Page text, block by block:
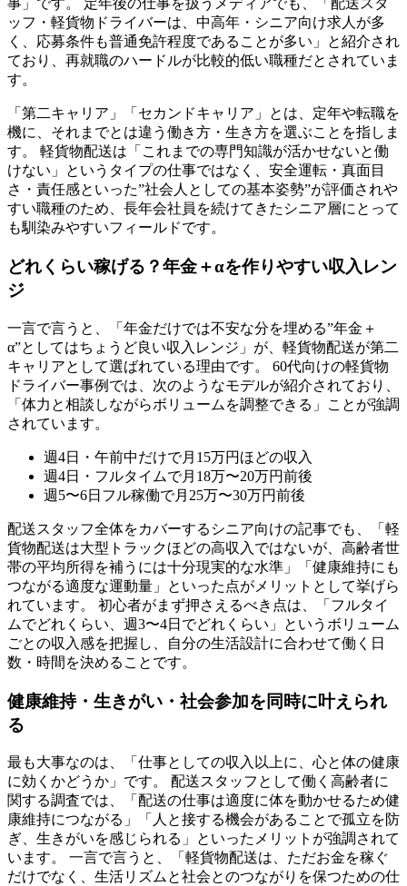
事」です。 定年後の仕事を扱うメディアでも、「配送スタ
ッフ・軽貨物ドライバーは、中高年・シニア向け求人が多
く、応募条件も普通免許程度であることが多い」と紹介され
ており、再就職のハードルが比較的低い職種だとされていま
す。
「第二キャリア」「セカンドキャリア」とは、定年や転職を
機に、それまでとは違う働き方・生き方を選ぶことを指しま
す。 軽貨物配送は「これまでの専門知識が活かせないと働
けない」というタイプの仕事ではなく、安全運転・真面目
さ・責任感といった”社会人としての基本姿勢”が評価されや
すい職種のため、長年会社員を続けてきたシニア層にとって
も馴染みやすいフィールドです。
どれくらい稼げる？年金＋αを作りやすい収入レン
ジ
一言で言うと、「年金だけでは不安な分を埋める”年金＋
α”としてはちょうど良い収入レンジ」が、軽貨物配送が第二
キャリアとして選ばれている理由です。 60代向けの軽貨物
ドライバー事例では、次のようなモデルが紹介されており、
「体力と相談しながらボリュームを調整できる」ことが強調
されています。
週4日・午前中だけで月15万円ほどの収入
週4日・フルタイムで月18万〜20万円前後
週5〜6日フル稼働で月25万〜30万円前後
配送スタッフ全体をカバーするシニア向けの記事でも、「軽
貨物配送は大型トラックほどの高収入ではないが、高齢者世
帯の平均所得を補うには十分現実的な水準」「健康維持にも
つながる適度な運動量」といった点がメリットとして挙げら
れています。 初心者がまず押さえるべき点は、「フルタイ
ムでどれくらい、週3〜4日でどれくらい」というボリューム
ごとの収入感を把握し、自分の生活設計に合わせて働く日
数・時間を決めることです。
健康維持・生きがい・社会参加を同時に叶えられ
る
最も大事なのは、「仕事としての収入以上に、心と体の健康
に効くかどうか」です。 配送スタッフとして働く高齢者に
関する調査では、「配送の仕事は適度に体を動かせるため健
康維持につながる」「人と接する機会があることで孤立を防
ぎ、生きがいを感じられる」といったメリットが強調されて
います。 一言で言うと、「軽貨物配送は、ただお金を稼ぐ
だけでなく、生活リズムと社会とのつながりを保つための仕